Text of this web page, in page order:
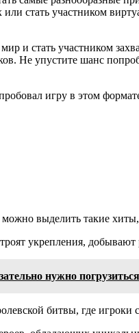
стать участником
и стать участником
Не упустите шанс
игру в этом
выделить такие
укрепления,
нужно
битвы, где